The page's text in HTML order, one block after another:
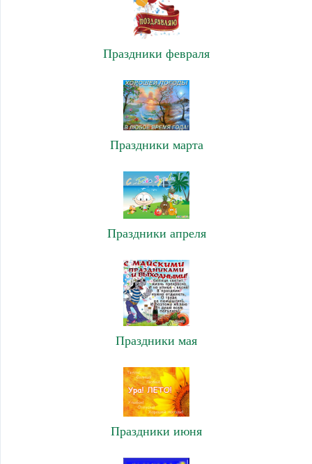
Праздники февраля
Праздники марта
Праздники апреля
Праздники мая
Праздники июня